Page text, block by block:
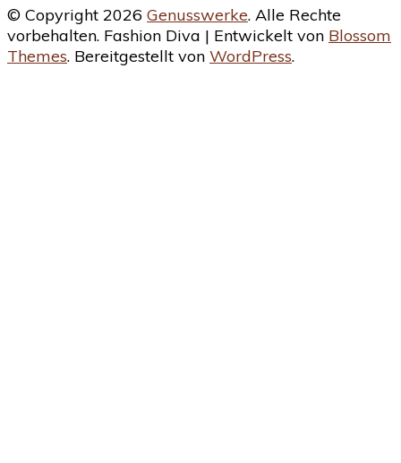
© Copyright 2026 Genusswerke. Alle Rechte
vorbehalten. Fashion Diva | Entwickelt von Blossom
Themes. Bereitgestellt von WordPress.